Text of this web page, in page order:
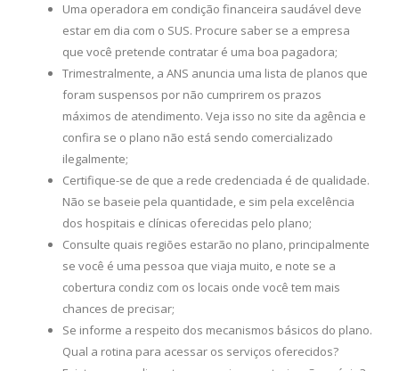
Uma operadora em condição financeira saudável deve
estar em dia com o SUS. Procure saber se a empresa
que você pretende contratar é uma boa pagadora;
Trimestralmente, a ANS anuncia uma lista de planos que
foram suspensos por não cumprirem os prazos
máximos de atendimento. Veja isso no site da agência e
confira se o plano não está sendo comercializado
ilegalmente;
Certifique-se de que a rede credenciada é de qualidade.
Não se baseie pela quantidade, e sim pela excelência
dos hospitais e clínicas oferecidas pelo plano;
Consulte quais regiões estarão no plano, principalmente
se você é uma pessoa que viaja muito, e note se a
cobertura condiz com os locais onde você tem mais
chances de precisar;
Se informe a respeito dos mecanismos básicos do plano.
Qual a rotina para acessar os serviços oferecidos?